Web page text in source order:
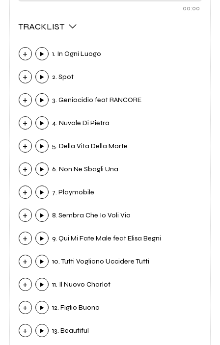
00:00
TRACKLIST
1. In Ogni Luogo
2. Spot
3. Geniocidio feat RANCORE
4. Nuvole Di Pietra
5. Della Vita Della Morte
6. Non Ne Sbagli Una
7. Playmobile
8. Sembra Che Io Voli Via
9. Qui Mi Fate Male feat Elisa Begni
10. Tutti Vogliono Uccidere Tutti
11. Il Nuovo Charlot
12. Figlio Buono
13. Beautiful